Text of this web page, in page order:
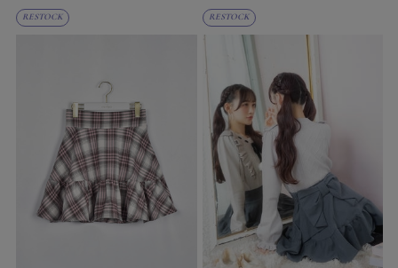
RESTOCK RESTOCK